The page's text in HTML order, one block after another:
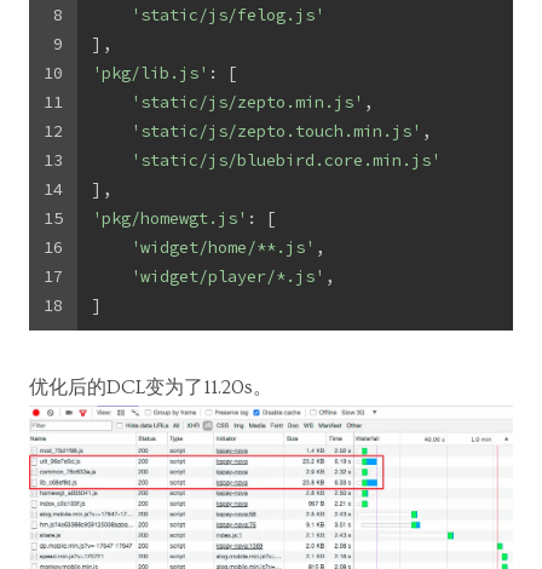
8
9
10
11
12
13
14
15
16
17
18
'static/js/felog.js'
],
'pkg/lib.js' : [
'static/js/zepto.min.js' ,
'static/js/zepto.touch.min.js' ,
'static/js/bluebird.core.min.js'
],
'pkg/homewgt.js' : [
'widget/home/**.js' ,
'widget/player/*.js' ,
]
优化后的DCL变为了11.20s。